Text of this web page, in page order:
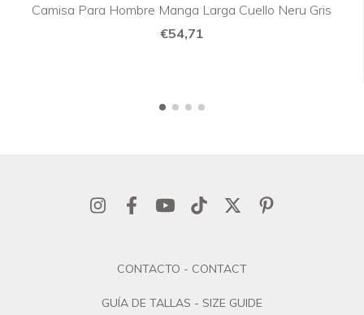
Camisa Para Hombre Manga Larga Cuello Neru Gris
€54,71
CONTACTO - CONTACT
GUÍA DE TALLAS - SIZE GUIDE